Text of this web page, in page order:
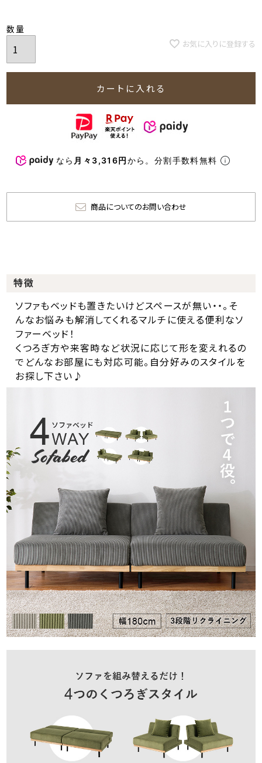
お気に入りに登録する
カートに入れる
なら 月々3,316円から。分割手数料無料
商品についてのお問い合わせ
特徴
ソファもベッドも置きたいけどスペースが無い・・。そ
んなお悩みも解消してくれるマルチに使える便利なソ
ファーベッド！
くつろぎ方や来客時など状況に応じて形を変えれるの
でどんなお部屋にも対応可能。自分好みのスタイルを
お探し下さい♪